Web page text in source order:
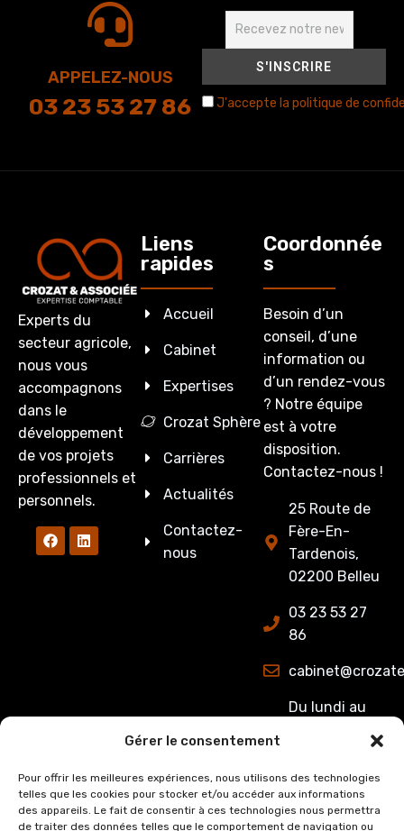
Gérer le consentement
Pour offrir les meilleures expériences, nous utilisons des technologies
telles que les cookies pour stocker et/ou accéder aux informations
des appareils. Le fait de consentir à ces technologies nous permettra
de traiter des données telles que le comportement de navigation ou
APPELEZ-NOUS
03 23 53 27 86 J'accepte la politique de
Experts du
secteur agricole,
nous vous
accompagnons
dans le
développement
de vos projets
professionnels et
personnels.
Liens
rapides
Accueil
Cabinet
Expertises
Crozat Sphère
Carrières
Actualités
Contactez-
nous
Coordonnée
s
Besoin d’un
conseil, d’une
information ou
d’un rendez-vous
? Notre équipe
est à votre
disposition.
Contactez-nous !
25 Route de
Fère-En-
Tardenois,
02200 Belleu
03 23 53 27
86
Du lundi au
8h00 à 12h15
et de 13h15 à
17h00.
Le Vendredi :